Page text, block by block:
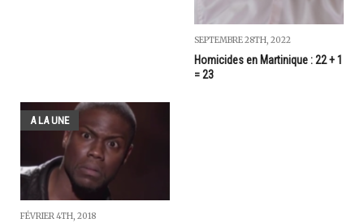
SEPTEMBRE 28TH, 2022
Homicides en Martinique : 22 + 1
= 23
A LA UNE
FÉVRIER 4TH, 2018